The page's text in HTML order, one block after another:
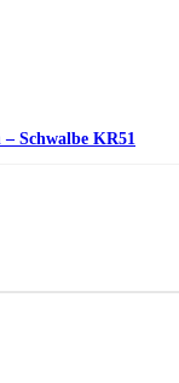
Schwalbe KR51